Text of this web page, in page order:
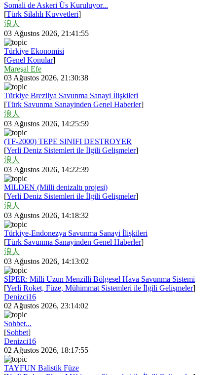
Somali de Askeri Üs Kuruluyor...
[Türk Silahlı Kuvvetleri]
浪人
03 Ağustos 2026, 21:41:55
Türkiye Ekonomisi
[Genel Konular]
Mareşal Efe
03 Ağustos 2026, 21:30:38
Türkiye Brezilya Savunma Sanayi İlişkileri
[Türk Savunma Sanayinden Genel Haberler]
浪人
03 Ağustos 2026, 14:25:59
(TF-2000) TEPE SINIFI DESTROYER
[Yerli Deniz Sistemleri ile İlgili Gelişmeler]
浪人
03 Ağustos 2026, 14:22:39
MILDEN (Milli denizaltı projesi)
[Yerli Deniz Sistemleri ile İlgili Gelişmeler]
浪人
03 Ağustos 2026, 14:18:32
Türkiye-Endonezya Savunma Sanayi İlişkileri
[Türk Savunma Sanayinden Genel Haberler]
浪人
03 Ağustos 2026, 14:13:02
SİPER: Milli Uzun Menzilli Bölgesel Hava Savunma Sistemi
[Yerli Roket, Füze, Mühimmat Sistemleri ile İlgili Gelişmeler]
Denizci16
02 Ağustos 2026, 23:14:02
Sohbet...
[Sohbet]
Denizci16
02 Ağustos 2026, 18:17:55
TAYFUN Balistik Füze